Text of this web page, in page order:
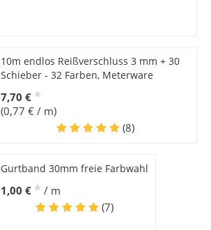
10m endlos Reißverschluss 3 mm + 30
Schieber - 32 Farben, Meterware
7,70 € *
(0,77 € / m)
(8)
Gurtband 30mm freie Farbwahl
1,00 € * / m
(7)